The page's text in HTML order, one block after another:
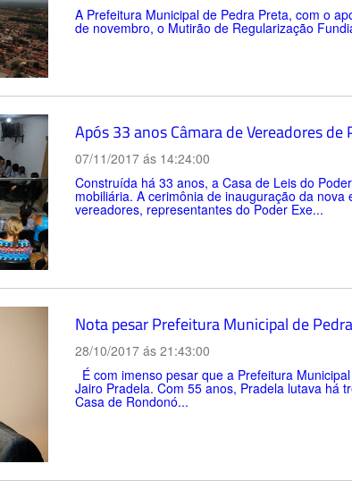
A Prefeitura Municipal de Pedra Preta, com o
de novembro, o Mutirão de Regularização
Após 33 anos Câmara de Vereadores
07/11/2017 ás 14:24:00
Construída há 33 anos, a Casa de Leis do
mobiliária. A cerimônia de inauguração da
vereadores, representantes do Poder Exe...
Nota pesar Prefeitura Municipal de
28/10/2017 ás 21:43:00
É com imenso pesar que a Prefeitura
Jairo Pradela. Com 55 anos, Pradela lutava há
Casa de Rondonó...